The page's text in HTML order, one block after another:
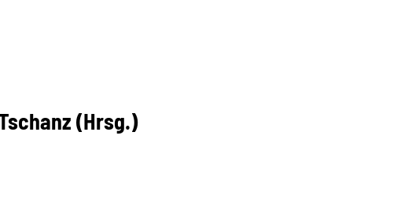
(Hrsg.)